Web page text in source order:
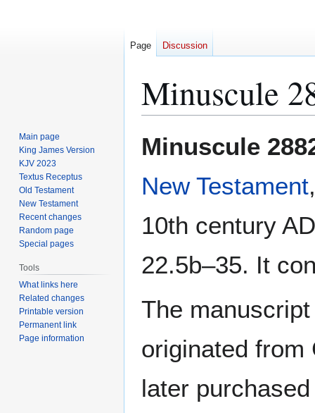
Minuscule
toto
Minuscule
New Testament
10th century
22.5b–35. It
The
originated from
later
Page Discussion
Main page
King James Version
KJV 2023
Textus Receptus
Old Testament
New Testament
Recent changes
Random page
Special pages
Tools
What links here
Related changes
Printable version
Permanent link
Page information